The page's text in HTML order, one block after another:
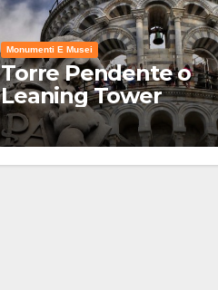
Monumenti E Musei
Torre Pendente o
Leaning Tower